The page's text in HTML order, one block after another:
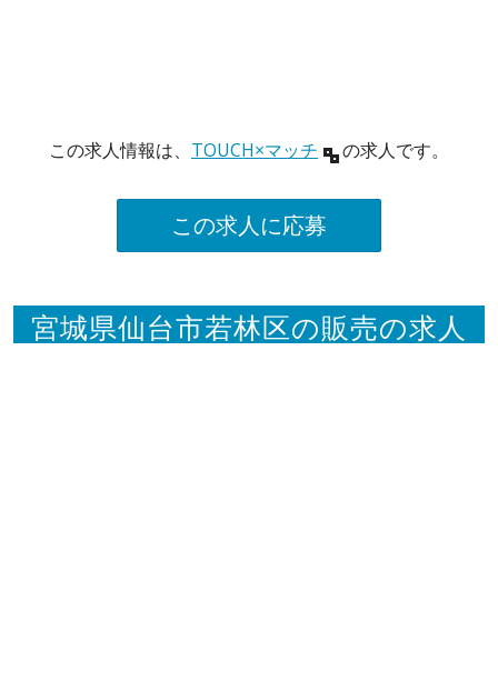
この求人情報は、 TOUCH×マッチ の求人です。
この求人に応募
宮城県仙台市若林区の販売の求人